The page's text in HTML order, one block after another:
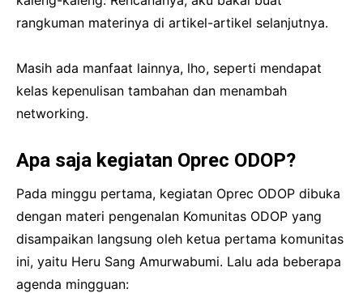
rangkuman materinya di artikel-artikel selanjutnya.
Masih ada manfaat lainnya, lho, seperti mendapat
kelas kepenulisan tambahan dan menambah
networking.
Apa saja kegiatan Oprec ODOP?
Pada minggu pertama, kegiatan Oprec ODOP dibuka
dengan materi pengenalan Komunitas ODOP yang
disampaikan langsung oleh ketua pertama komunitas
ini, yaitu Heru Sang Amurwabumi. Lalu ada beberapa
agenda mingguan: